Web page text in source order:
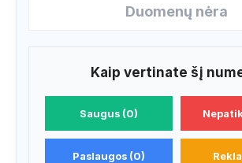
Duomenų nėra
Kaip vertinate šį
Saugus (0)
Paslaugos (0)